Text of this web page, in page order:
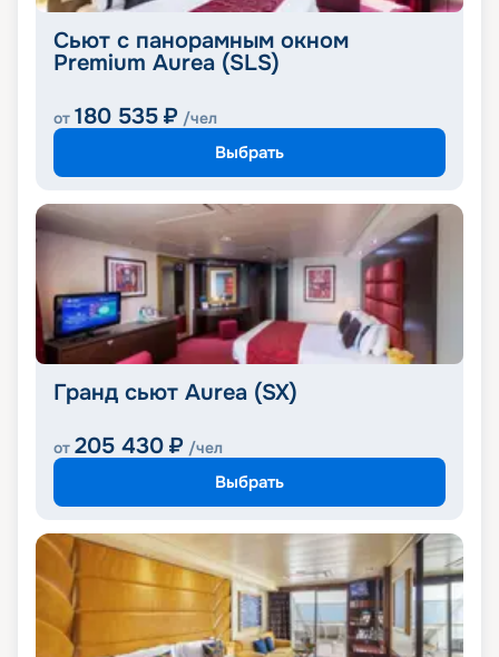
Сьют с панорамным окном
Premium Aurea (SLS)
от 180 535 ₽ /чел
Выбрать
Гранд сьют Aurea (SX)
от 205 430 ₽ /чел
Выбрать